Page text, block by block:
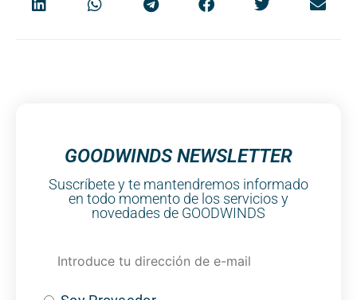
GOODWINDS NEWSLETTER
Suscríbete y te mantendremos informado
en todo momento de los servicios y
novedades de GOODWINDS